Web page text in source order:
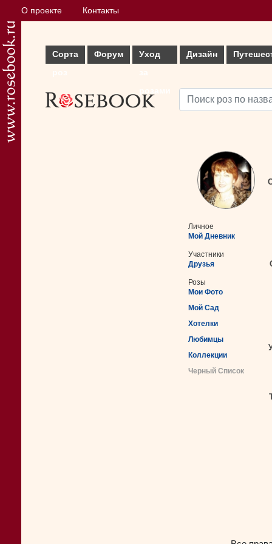
О проекте Контакты
Сорта
Форум
Уход
Дизайн
Личное
Мой Дневник
Участники
Друзья
Розы
Мои Фото
Мой Сад
Хотелки
Любимцы
Коллекции
Черный Список